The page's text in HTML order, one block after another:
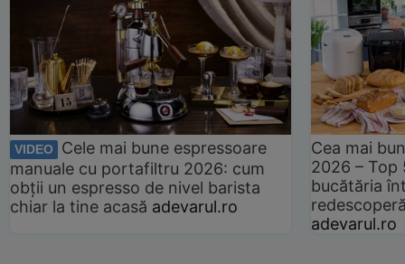
VIDEO
Cele mai bune espressoare
manuale cu portafiltru 2026: cum
obții un espresso de nivel barista
chiar la tine acasă adevarul.ro
Cea mai
2026 –
bucătăria
adevarul.ro